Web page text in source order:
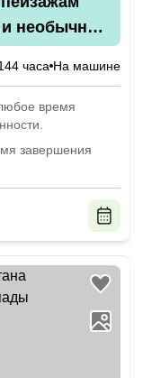
необычные
часа На машине
время
завершения